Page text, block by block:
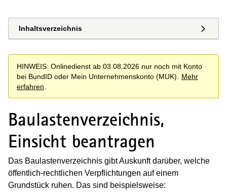
Inhaltsverzeichnis
HINWEIS: Onlinedienst ab 03.08.2026 nur noch mit Konto
bei BundID oder Mein Unternehmenskonto (MUK).
Mehr
erfahren
Baulastenverzeichnis,
Einsicht beantragen
Das Baulastenverzeichnis gibt Auskunft darüber, welche
öffentlich-rechtlichen Verpflichtungen auf einem
Grundstück ruhen. Das sind beispielsweise: